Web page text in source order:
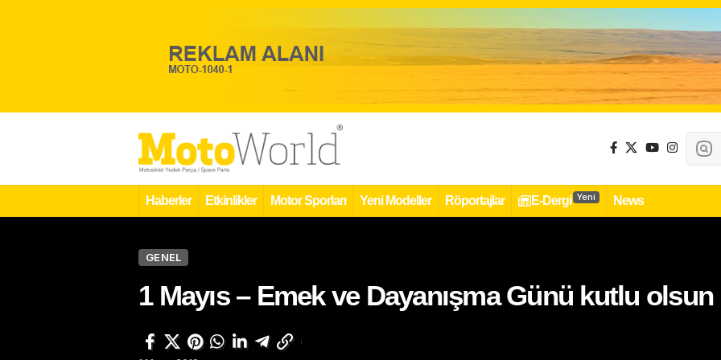
Haberler Etkinlikler Motor Sporları Yeni Modeller Röportajlar E-Dergi Yeni News
GENEL
1 Mayıs – Emek ve Dayanışma Günü kutlu olsun